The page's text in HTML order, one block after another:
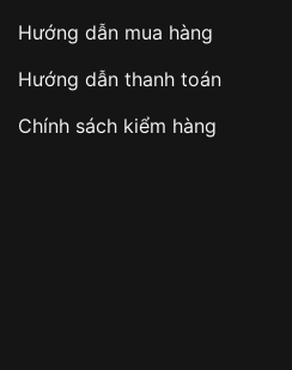
Hướng dẫn mua hàng
Hướng dẫn thanh toán
Chính sách kiểm hàng